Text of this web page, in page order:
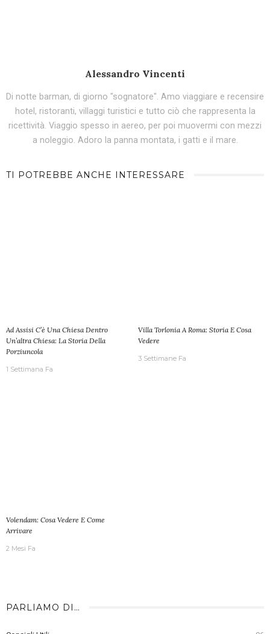
Alessandro Vincenti
Di notte barman, di giorno "sognatore". Amo viaggiare e recensire
hotel, ristoranti, villaggi turistici e tutto ciò che rappresenta la
ricettività. Viaggio spesso in aereo, per poi muovermi con mezzi
a noleggio. Adoro la panna montata, i gatti e il mare.
TI POTREBBE ANCHE INTERESSARE
Ad Assisi C’è Una Chiesa Dentro
Un’altra Chiesa: La Storia Della
Porziuncola
1 Settimana Fa
Villa Torlonia A Roma: Storia E Cosa
Vedere
3 Settimane Fa
Volendam: Cosa Vedere E Come
Arrivare
2 Mesi Fa
PARLIAMO DI…